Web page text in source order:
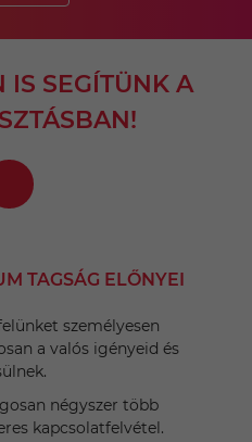
IS SEGÍTÜNK A
TAGSÁG ELŐNYEI
személyesen
a valós igényeid és
négyszer több
kapcsolatfelvétel.